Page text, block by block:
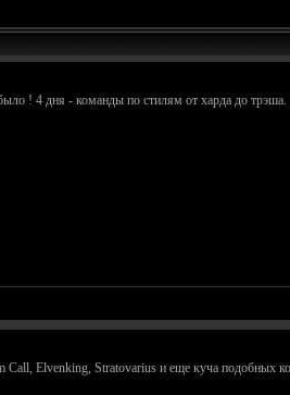
! 4 дня - команды по стилям от харда до
Call, Elvenking, Stratovarius и еще куча подобных